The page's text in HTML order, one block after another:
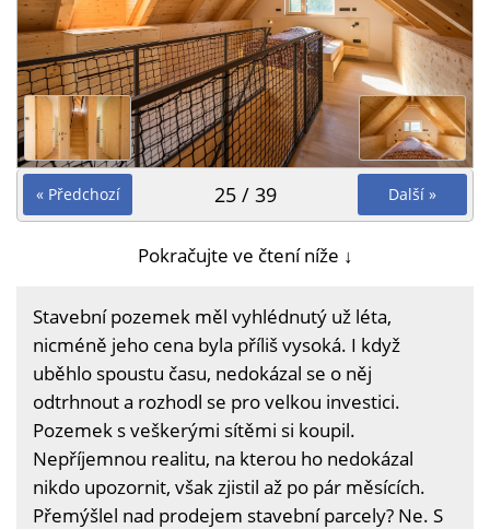
« Předchozí Další »
25 / 39
Pokračujte ve čtení níže ↓
Stavební pozemek měl vyhlédnutý už léta,
nicméně jeho cena byla příliš vysoká. I když
uběhlo spoustu času, nedokázal se o něj
odtrhnout a rozhodl se pro velkou investici.
Pozemek s veškerými sítěmi si koupil.
Nepříjemnou realitu, na kterou ho nedokázal
nikdo upozornit, však zjistil až po pár měsících.
Přemýšlel nad prodejem stavební parcely? Ne. S